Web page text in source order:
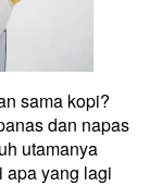
sama kopi?
dan napas
utamanya
apa yang lagi